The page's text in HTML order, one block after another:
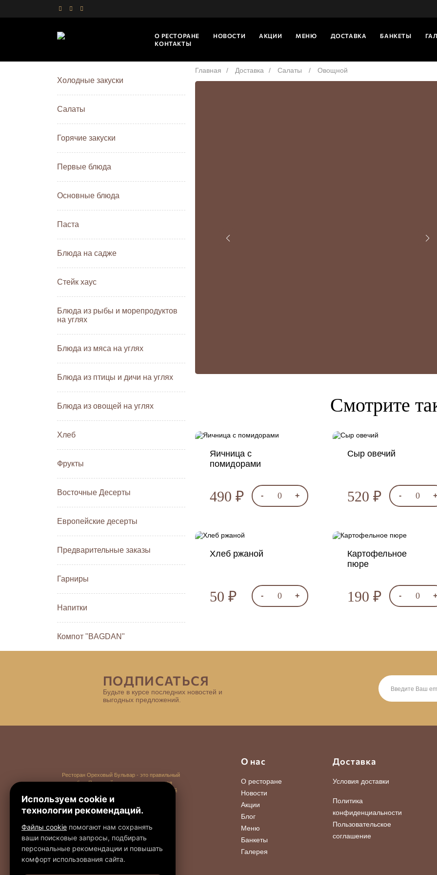
О РЕСТОРАНЕ НОВОСТИ АКЦИИ МЕНЮ ДОСТАВКА БАНКЕТЫ
КОНТАКТЫ
Холодные закуски
Салаты
Горячие закуски
Первые блюда
Основные блюда
Паста
Блюда на садже
Стейк хаус
Блюда из рыбы и морепродуктов
на углях
Блюда из мяса на углях
Блюда из птицы и дичи на углях
Блюда из овощей на углях
Хлеб
Фрукты
Восточные Десерты
Европейские десерты
Предварительные заказы
Гарниры
Напитки
Компот "BAGDAN"
Главная Доставка Салаты Овощной
Смотрите
Яичница с
помидорами
490 ₽ - 0 +
Сыр овечий
520 ₽ - 0 +
Хлеб ржаной
50 ₽ - 0 +
Картофельное
пюре
190 ₽ - 0 +
ПОДПИСАТЬСЯ
Будьте в курсе последних новостей и
выгодных предложений.
Ресторан Ореховый Бульвар - это правильный
выбор. Приятный интерьер, праздничная
атмосфера, великолепная кухня и отменный
сервис - всё к Вашим услугам!
О нас
О ресторане
Новости
Акции
Блог
Меню
Банкеты
Галерея
Доставка
Условия доставки
Политика
конфиденциальности
Пользовательское
соглашение
Используем cookie и
технологии рекомендаций.
Файлы cookie помогают нам сохранять
ваши поисковые запросы, подбирать
персональные рекомендации и повышать
комфорт использования сайта.